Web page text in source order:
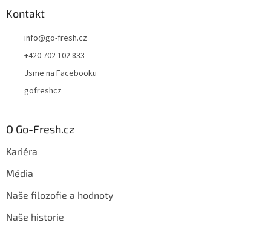
Kontakt
info@go-fresh.cz
+420 702 102 833
Jsme na Facebooku
gofreshcz
O Go-Fresh.cz
Kariéra
Média
Naše filozofie a hodnoty
Naše historie